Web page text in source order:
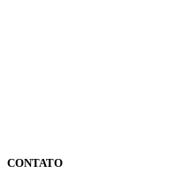
CONTATO